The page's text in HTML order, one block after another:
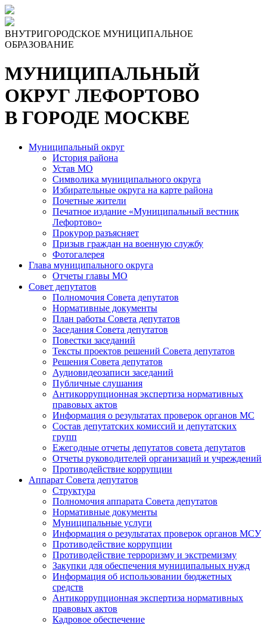
ВНУТРИГОРОДСКОЕ МУНИЦИПАЛЬНОЕ
ОБРАЗОВАНИЕ
МУНИЦИПАЛЬНЫЙ
ОКРУГ ЛЕФОРТОВО
В ГОРОДЕ МОСКВЕ
Муниципальный округ
История района
Устав МО
Символика муниципального округа
Избирательные округа на карте района
Почетные жители
Печатное издание «Муниципальный вестник
Лефортово»
Прокурор разъясняет
Призыв граждан на военную службу
Фотогалерея
Глава муниципального округа
Отчеты главы МО
Совет депутатов
Полномочия Совета депутатов
Нормативные документы
План работы Совета депутатов
Заседания Cовета депутатов
Повестки заседаний
Тексты проектов решений Совета депутатов
Решения Совета депутатов
Аудиовидеозаписи заседаний
Публичные слушания
Антикоррупционная экспертиза нормативных
правовых актов
Информация о результатах проверок органов МС
Состав депутатских комиссий и депутатских
групп
Ежегодные отчеты депутатов совета депутатов
Отчеты руководителей организаций и учреждений
Противодействие коррупции
Аппарат Совета депутатов
Структура
Полномочия аппарата Совета депутатов
Нормативные документы
Муниципальные услуги
Информация о результатах проверок органов МСУ
Противодействие коррупции
Противодействие терроризму и экстремизму
Закупки для обеспечения муниципальных нужд
Информация об использовании бюджетных
средств
Антикоррупционная экспертиза нормативных
правовых актов
Кадровое обеспечение